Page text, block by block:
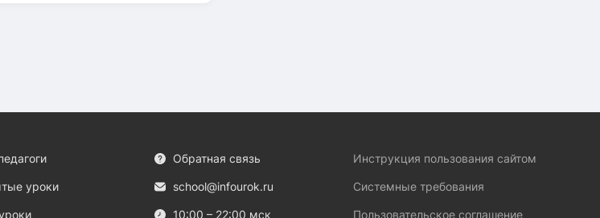
уроки
Обратная связь
school@infourok.ru
10:00 – 22:00 мск
Инструкция пользования сайтом
Системные требования
Пользовательское соглашение